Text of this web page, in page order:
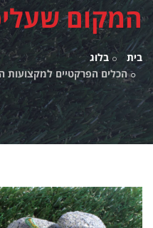
המקום
בית
בלוג
הכלים הפרקטיים למקצועות